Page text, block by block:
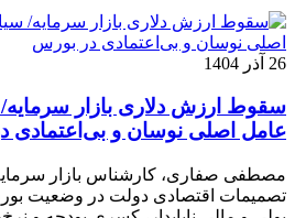
26 آذر 1404
سقوط ارزش دلاری بازار
عامل اصلی نوسان و بی‌اعتمادی
مصطفی صفاری، کارشناس بازار
تصمیمات اقتصادی دولت در وضعیت